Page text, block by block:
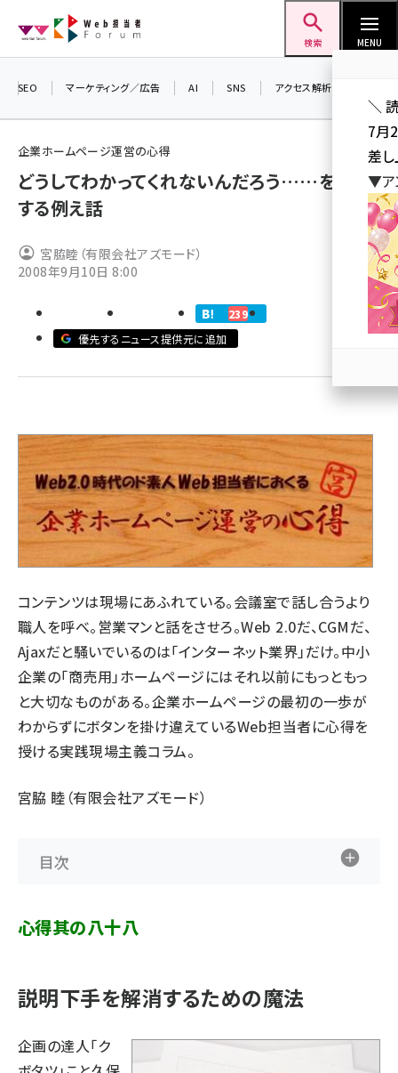
ン
検索 MENU
seo (3519)
youtube (2425)
セミナー (2301)
llmo (1160)
SEO マーケティング／広告 AI SNS アクセス解析／データ分析
企業ホームページ運営の心得
どうしてわかってくれないんだろう……を解決
する例え話
宮脇睦（有限会社アズモード）
2008年9月10日 8:00
239
優先するニュース提供元に追加
コンテンツは現場にあふれている。会議室で話し合うより
職人を呼べ。営業マンと話をさせろ。Web 2.0だ、CGMだ、
Ajaxだと騒いでいるのは「インターネット業界」だけ。中小
企業の「商売用」ホームページにはそれ以前にもっともっ
と大切なものがある。企業ホームページの最初の一歩が
わからずにボタンを掛け違えているWeb担当者に心得を
授ける実践現場主義コラム。
宮脇 睦（有限会社アズモード）
目次
心得其の八十八
説明下手を解消するための魔法
企画の達人「ク
＼
7月
差し
▼ア